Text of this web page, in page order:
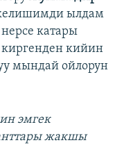
ылдам
катары
кийин
мындай ойлорун
эмгек
жакшы